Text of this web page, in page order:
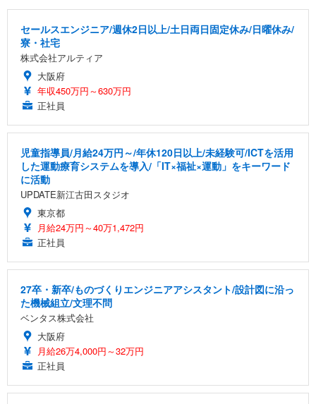
セールスエンジニア/週休2日以上/土日両日固定休み/日曜休み/
寮・社宅
株式会社アルティア
大阪府
年収450万円～630万円
正社員
児童指導員/月給24万円～/年休120日以上/未経験可/ICTを活用
した運動療育システムを導入/「IT×福祉×運動」をキーワード
に活動
UPDATE新江古田スタジオ
東京都
月給24万円～40万1,472円
正社員
27卒・新卒/ものづくりエンジニアアシスタント/設計図に沿っ
た機械組立/文理不問
ベンタス株式会社
大阪府
月給26万4,000円～32万円
正社員